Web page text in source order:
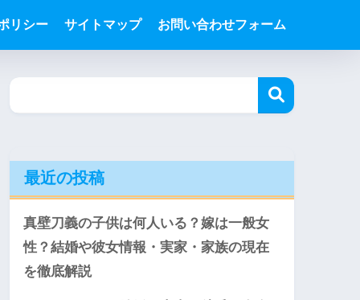
リシー サイトマップ お問い合わせフォーム
最近の投稿
真壁刀義の子供は何人いる？嫁は一般女
性？結婚や彼女情報・実家・家族の現在
を徹底解説